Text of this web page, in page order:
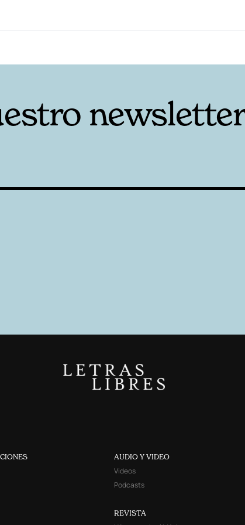
AUDIO Y VIDEO
Videos
Podcasts
REVISTA